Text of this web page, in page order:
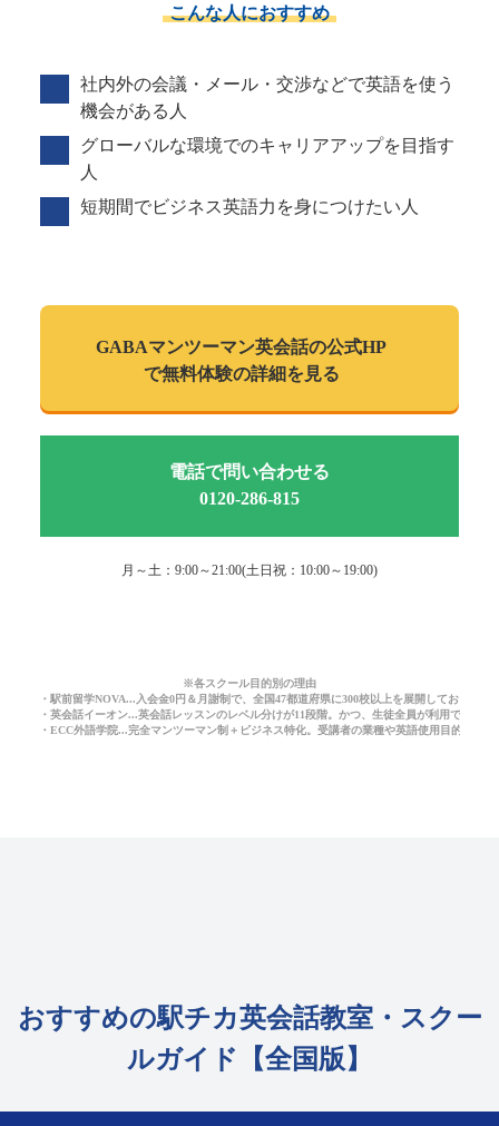
こんな人におすすめ
社内外の会議・メール・交渉などで英語を使う
機会がある人
グローバルな環境でのキャリアアップを目指す
人
短期間でビジネス英語力を身につけたい人
GABAマンツーマン英会話の公式HP
で無料体験の詳細を見る
電話で問い合わせる
0120-286-815
月～土：9:00～21:00(土日祝：10:00～19:00)
※各スクール目的別の理由
・駅前留学NOVA...入会金0円＆月謝制で、全国47都道府県に300校以上を展開しており、
・英会話イーオン...英会話レッスンのレベル分けが11段階。かつ、生徒全員が利用できる
・ECC外語学院...完全マンツーマン制＋ビジネス特化。受講者の業種や英語使用目的に応
おすすめの駅チカ英会話教室・スクー
ルガイド【全国版】